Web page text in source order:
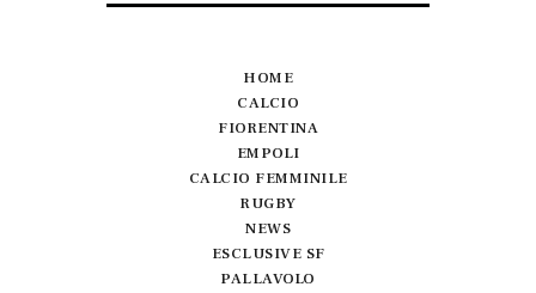
HOME
CALCIO
FIORENTINA
EMPOLI
CALCIO FEMMINILE
RUGBY
NEWS
ESCLUSIVE SF
PALLAVOLO